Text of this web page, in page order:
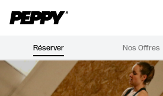
Réserver Nos Offres